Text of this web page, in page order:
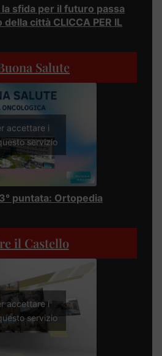
la sfida per il futuro passa
città CLICCA PER IL
Salute
accettare i
servizio
puntata: Ortopedia
il Castello
accettare i
servizio